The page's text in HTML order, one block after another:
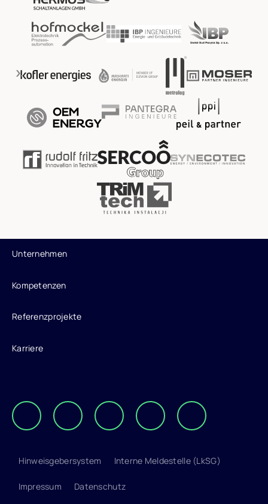
Unternehmen
Kompetenzen
Referenzprojekte
Karriere
Die Elevion Gruppe auf LinkedIn
Die Elevion Gruppe auf Xing
Zur Elevion
Hinweisgebersystem Interne Meldestelle (LkSG)
Impressum Datenschutz